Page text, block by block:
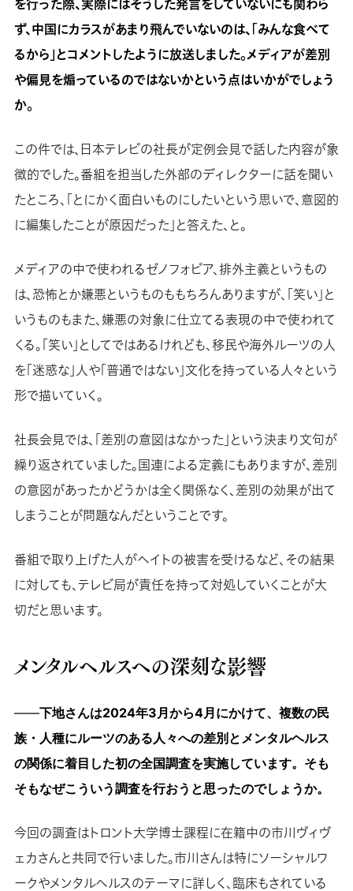
を行った際、実際にはそうした発言をしていないにも関わら
ず、中国にカラスがあまり飛んでいないのは、「みんな食べて
るから」とコメントしたように放送しました。メディアが差別
や偏見を煽っているのではないかという点はいかがでしょう
か。
この件では、日本テレビの社長が定例会見で話した内容が象
徴的でした。番組を担当した外部のディレクターに話を聞い
たところ、「とにかく面白いものにしたいという思いで、意図的
に編集したことが原因だった」と答えた、と。
メディアの中で使われるゼノフォビア、排外主義というもの
は、恐怖とか嫌悪というものももちろんありますが、「笑い」と
いうものもまた、嫌悪の対象に仕立てる表現の中で使われて
くる。「笑い」としてではあるけれども、移民や海外ルーツの人
を「迷惑な」人や「普通ではない」文化を持っている人々という
形で描いていく。
社長会見では、「差別の意図はなかった」という決まり文句が
繰り返されていました。国連による定義にもありますが、差別
の意図があったかどうかは全く関係なく、差別の効果が出て
しまうことが問題なんだということです。
番組で取り上げた人がヘイトの被害を受けるなど、その結果
に対しても、テレビ局が責任を持って対処していくことが大
切だと思います。
メンタルヘルスへの深刻な影響
――下地さんは2024年3月から4月にかけて、複数の民
族・人種にルーツのある人々への差別とメンタルヘルス
の関係に着目した初の全国調査を実施しています。そも
そもなぜこういう調査を行おうと思ったのでしょうか。
今回の調査はトロント大学博士課程に在籍中の市川ヴィヴ
ェカさんと共同で行いました。市川さんは特にソーシャルワ
ークやメンタルヘルスのテーマに詳しく、臨床もされている